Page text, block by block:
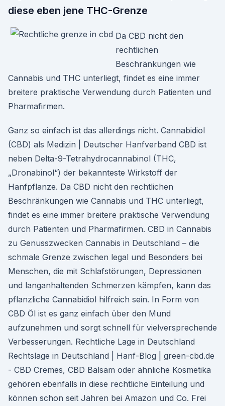
diese eben jene THC-Grenze
Da CBD nicht den
rechtlichen
Beschränkungen wie
Cannabis und THC unterliegt, findet es eine immer
breitere praktische Verwendung durch Patienten und
Pharmafirmen.
Ganz so einfach ist das allerdings nicht. Cannabidiol
(CBD) als Medizin | Deutscher Hanfverband CBD ist
neben Delta-9-Tetrahydrocannabinol (THC,
„Dronabinol“) der bekannteste Wirkstoff der
Hanfpflanze. Da CBD nicht den rechtlichen
Beschränkungen wie Cannabis und THC unterliegt,
findet es eine immer breitere praktische Verwendung
durch Patienten und Pharmafirmen. CBD in Cannabis
zu Genusszwecken Cannabis in Deutschland – die
schmale Grenze zwischen legal und Besonders bei
Menschen, die mit Schlafstörungen, Depressionen
und langanhaltenden Schmerzen kämpfen, kann das
pflanzliche Cannabidiol hilfreich sein. In Form von
CBD Öl ist es ganz einfach über den Mund
aufzunehmen und sorgt schnell für vielversprechende
Verbesserungen. Rechtliche Lage in Deutschland
Rechtslage in Deutschland | Hanf-Blog | green-cbd.de
- CBD Cremes, CBD Balsam oder ähnliche Kosmetika
gehören ebenfalls in diese rechtliche Einteilung und
können schon seit Jahren bei Amazon und Co. Frei